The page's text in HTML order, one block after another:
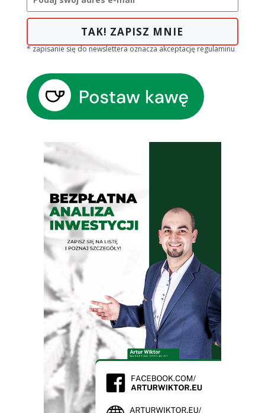
TAK! ZAPISZ MNIE
* zapisanie się do newslettera oznacza akceptację regulaminu